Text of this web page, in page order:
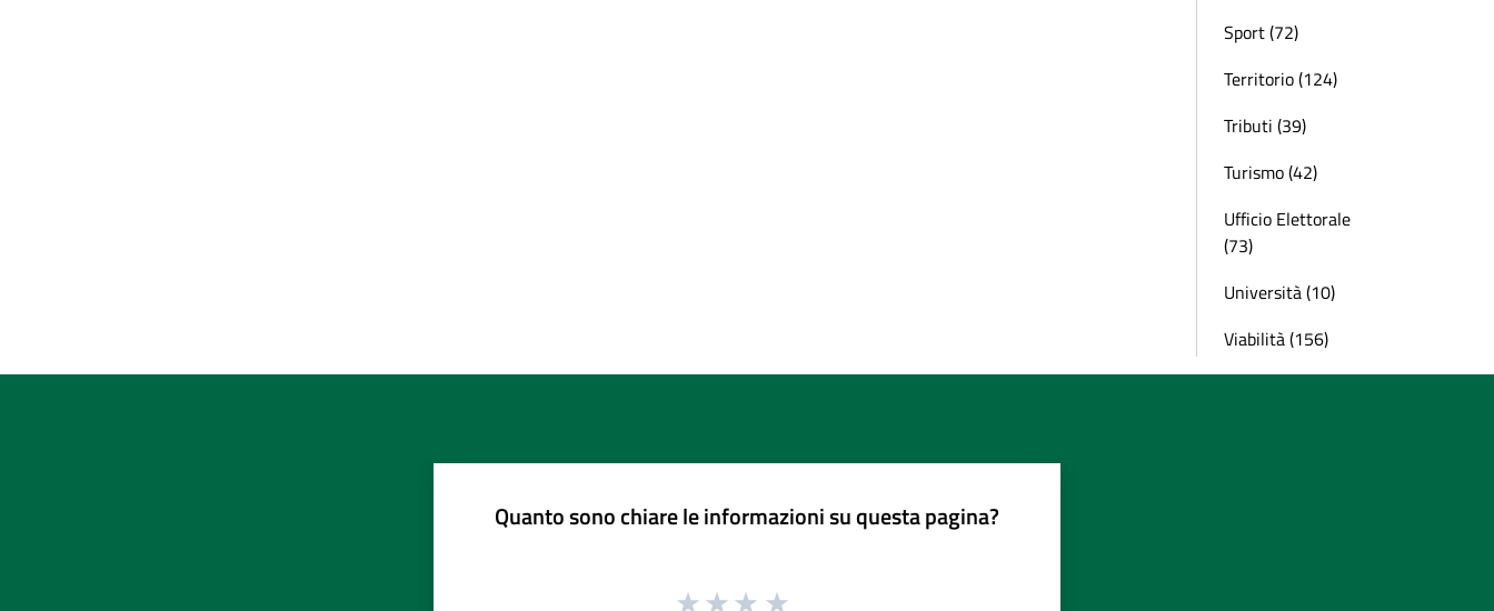
Sport (72)
Territorio (124)
Tributi (39)
Turismo (42)
Ufficio Elettorale
(73)
Università (10)
Viabilità (156)
Quanto sono chiare le informazioni su questa pagina?